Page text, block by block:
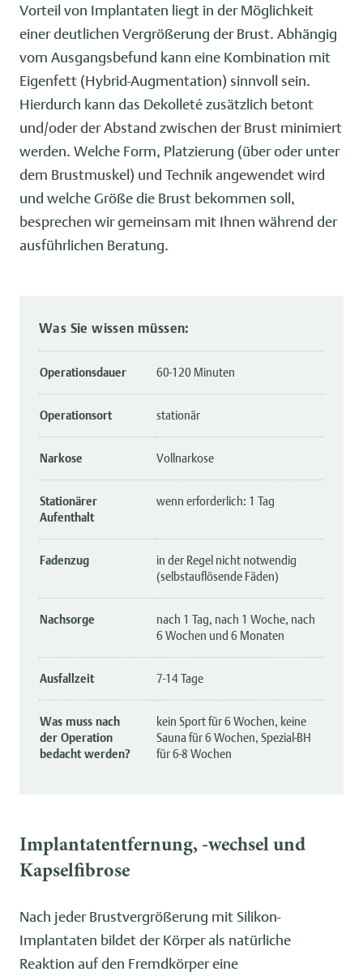
Vorteil von Implantaten liegt in der Möglichkeit
einer deutlichen Vergrößerung der Brust. Abhängig
vom Ausgangsbefund kann eine Kombination mit
Eigenfett (Hybrid-Augmentation) sinnvoll sein.
Hierdurch kann das Dekolleté zusätzlich betont
und/oder der Abstand zwischen der Brust minimiert
werden. Welche Form, Platzierung (über oder unter
dem Brustmuskel) und Technik angewendet wird
und welche Größe die Brust bekommen soll,
besprechen wir gemeinsam mit Ihnen während der
ausführlichen Beratung.
Was Sie wissen müssen:
Operationsdauer 60-120 Minuten
Operationsort stationär
Narkose Vollnarkose
Stationärer
Aufenthalt
wenn erforderlich: 1 Tag
Fadenzug
in der Regel nicht notwendig
(selbstauflösende Fäden)
Nachsorge
nach 1 Tag, nach 1 Woche, nach
6 Wochen und 6 Monaten
Ausfallzeit 7-14 Tage
Was muss nach
der Operation
bedacht werden?
kein Sport für 6 Wochen, keine
Sauna für 6 Wochen, Spezial-BH
für 6-8 Wochen
Implantatentfernung, -wechsel und
Kapselfibrose
Nach jeder Brustvergrößerung mit Silikon-
Implantaten bildet der Körper als natürliche
Reaktion auf den Fremdkörper eine